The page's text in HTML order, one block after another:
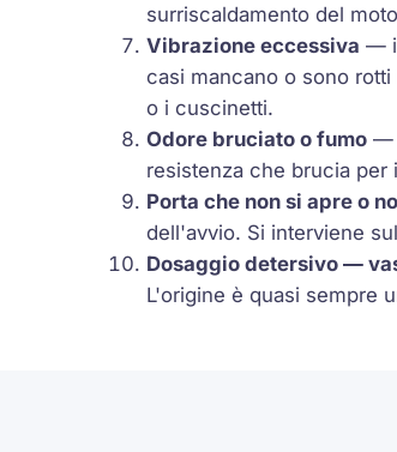
surriscaldamento del
Vibrazione eccessiva —
casi mancano o sono
o i cuscinetti.
Odore bruciato o fumo —
resistenza che brucia
Porta che non si apre o
dell'avvio. Si interviene
Dosaggio detersivo —
L'origine è quasi sempre